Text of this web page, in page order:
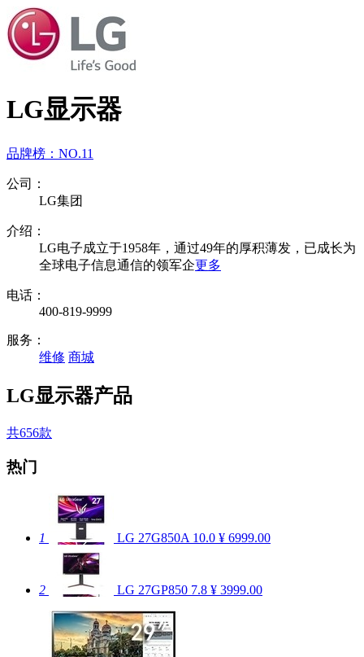
LG显示器
品牌榜： NO.11
公司：
LG集团
介绍：
LG电子成立于1958年，通过49年的厚积薄发，已成长为
全球电子信息通信的领军企更多
电话：
400-819-9999
服务：
维修 商城
LG显示器产品
共656款
热门
1 LG 27G850A 10.0 ¥ 6999.00
2 LG 27GP850 7.8 ¥ 3999.00